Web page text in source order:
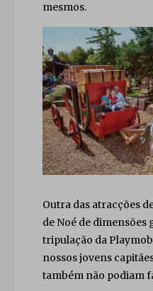
mesmos.
Outra das atracções
de Noé de
tripulação da
nossos jovens
também não podiam